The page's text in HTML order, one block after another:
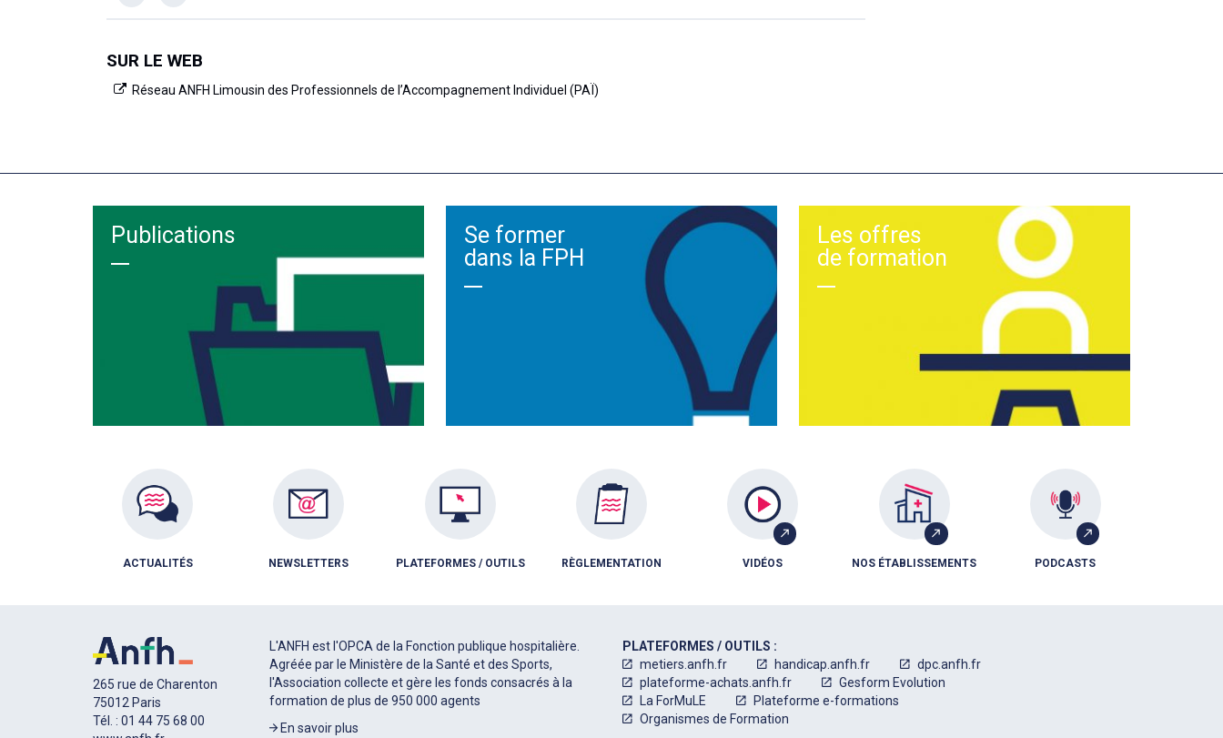
SUR LE WEB
Réseau ANFH Limousin des Professionnels de l’Accompagnement Individuel (PAÏ)
Publications
Se former
dans la FPH
Les offres
de formation
ACTUALITÉS NEWSLETTERS PLATEFORMES / OUTILS RÈGLEMENTATION VIDÉOS NOS ÉTABLISSEMENTS PODCASTS
265 rue de Charenton
75012 Paris
Tél. : 01 44 75 68 00
L'ANFH est l'OPCA de la Fonction publique hospitalière.
Agréée par le Ministère de la Santé et des Sports,
l'Association collecte et gère les fonds consacrés à la
formation de plus de 950 000 agents
En savoir plus
PLATEFORMES / OUTILS :
metiers.anfh.fr
handicap.anfh.fr
dpc.anfh.fr
plateforme-achats.anfh.fr
Gesform Evolution
La ForMuLE
Plateforme e-formations
Organismes de Formation